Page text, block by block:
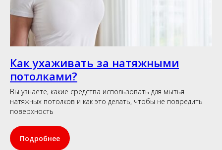
Как ухаживать за натяжными
потолками?
Вы узнаете, какие средства использовать для мытья
натяжных потолков и как это делать, чтобы не повредить
поверхность
Подробнее